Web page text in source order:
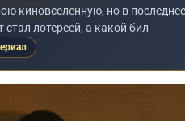
киновселенную, но в
стал лотереей, а какой бил